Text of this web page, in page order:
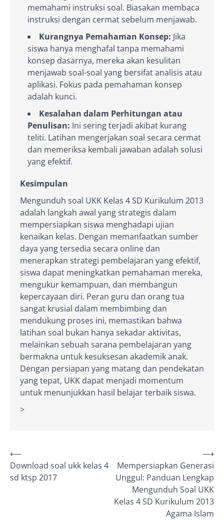
memahami instruksi soal. Biasakan membaca
instruksi dengan cermat sebelum menjawab.
Kurangnya Pemahaman Konsep: Jika
siswa hanya menghafal tanpa memahami
konsep dasarnya, mereka akan kesulitan
menjawab soal-soal yang bersifat analisis atau
aplikasi. Fokus pada pemahaman konsep
adalah kunci.
Kesalahan dalam Perhitungan atau
Penulisan: Ini sering terjadi akibat kurang
teliti. Latihan mengerjakan soal secara cermat
dan memeriksa kembali jawaban adalah solusi
yang efektif.
Kesimpulan
Mengunduh soal UKK Kelas 4 SD Kurikulum 2013
adalah langkah awal yang strategis dalam
mempersiapkan siswa menghadapi ujian
kenaikan kelas. Dengan memanfaatkan sumber
daya yang tersedia secara online dan
menerapkan strategi pembelajaran yang efektif,
siswa dapat meningkatkan pemahaman mereka,
mengukur kemampuan, dan membangun
kepercayaan diri. Peran guru dan orang tua
sangat krusial dalam membimbing dan
mendukung proses ini, memastikan bahwa
latihan soal bukan hanya sekadar aktivitas,
melainkan sebuah sarana pembelajaran yang
bermakna untuk kesuksesan akademik anak.
Dengan persiapan yang matang dan pendekatan
yang tepat, UKK dapat menjadi momentum
untuk menunjukkan hasil belajar terbaik siswa.
>
Post
navigation
⟵
Download soal ukk kelas 4
sd ktsp 2017
Mempersiapkan Generasi
Unggul: Panduan Lengkap
Mengunduh Soal UKK
Kelas 4 SD Kurikulum 2013
Agama Islam
⟶